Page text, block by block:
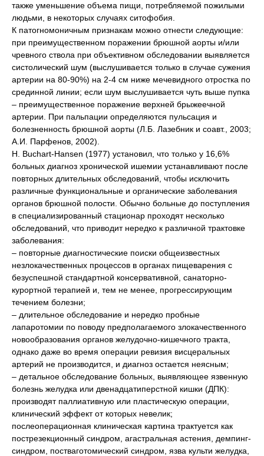
также уменьшение объема пищи, потребляемой пожилыми
людьми, в некоторых случаях ситофобия.
К патогномоничным признакам можно отнести следующие:
при преимущественном поражении брюшной аорты и/или
чревного ствола при объективном обследовании выявляется
систолический шум (выслушивается только в случае сужения
артерии на 80-90%) на 2-4 см ниже мечевидного отростка по
срединной линии; если шум выслушивается чуть выше пупка
– преимущественное поражение верхней брыжеечной
артерии. При пальпации определяются пульсация и
болезненность брюшной аорты (Л.Б. Лазебник и соавт., 2003;
А.И. Парфенов, 2002).
Н. Buchart-Hansen (1977) установил, что только у 16,6%
больных диагноз хронической ишемии устанавливают после
повторных длительных обследований, чтобы исключить
различные функциональные и органические заболевания
органов брюшной полости. Обычно больные до поступления
в специализированный стационар проходят несколько
обследований, что приводит нередко к различной трактовке
заболевания:
– повторные диагностические поиски общеизвестных
незлокачественных процессов в органах пищеварения с
безуспешной стандартной консервативной, санаторно-
курортной терапией и, тем не менее, прогрессирующим
течением болезни;
– длительное обследование и нередко пробные
лапаротомии по поводу предполагаемого злокачественного
новообразования органов желудочно-кишечного тракта,
однако даже во время операции ревизия висцеральных
артерий не производится, и диагноз остается неясным;
– детальное обследование больных, выявляющее язвенную
болезнь желудка или двенадцатиперстной кишки (ДПК):
производят паллиативную или пластическую операции,
клинический эффект от которых невелик;
послеоперационная клиническая картина трактуется как
пострезекционный синдром, агастральная астения, демпинг-
синдром, постваготомический синдром, язва культи желудка,